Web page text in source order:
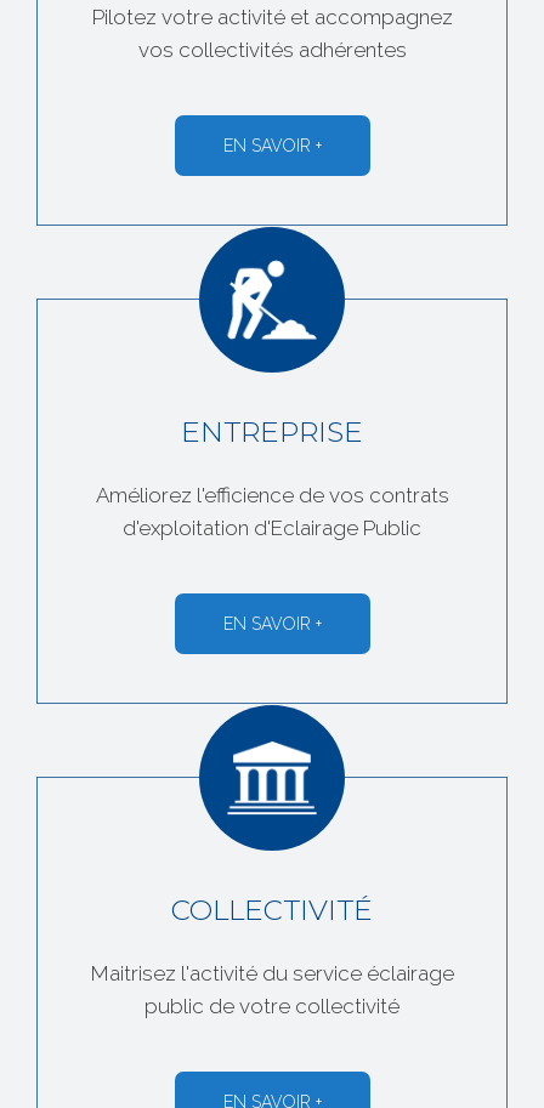
Pilotez votre activité et accompagnez
vos collectivités adhérentes
EN SAVOIR +
ENTREPRISE
Améliorez l'efficience de vos contrats
d'exploitation d'Eclairage Public
EN SAVOIR +
COLLECTIVITÉ
Maitrisez l'activité du service éclairage
public de votre collectivité
EN SAVOIR +